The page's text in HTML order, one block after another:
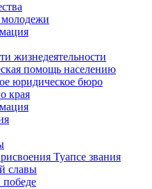
молодежи
жизнедеятельности
помощь населению
юридическое бюро
края
Туапсе звания
славы
победе